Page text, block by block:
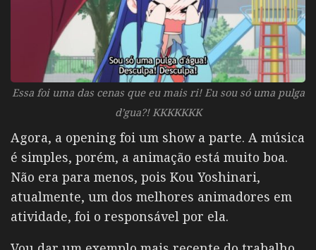
Essa foi uma das cenas que eu mais ri! Eu sou só uma pulga
d’gua?! KKKKKKK
Agora, a opening foi um show a parte. A música
é simples, porém, a animação está muito boa.
Não era para menos, pois Kou Yoshinari,
atualmente, um dos melhores animadores em
atividade, foi o responsável por ela.